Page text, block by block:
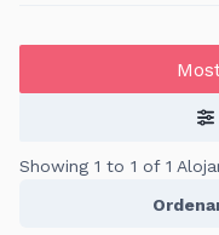
Showing 1 to 1 of 1